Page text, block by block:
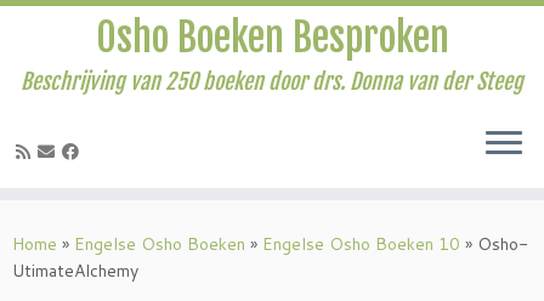
naar
inhoud
Osho Boeken Besproken
Beschrijving van 250 boeken door drs. Donna van der Steeg
Home » Engelse Osho Boeken » Engelse Osho Boeken 10 » Osho-
UtimateAlchemy